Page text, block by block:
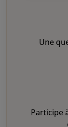
Une
Participe